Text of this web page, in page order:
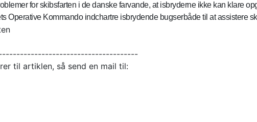
for skibsfarten i de danske farvande, at isbryderne ikke kan klare
Operative Kommando indchartre isbrydende bugserbåde til at assistere
til artiklen, så send en mail til: